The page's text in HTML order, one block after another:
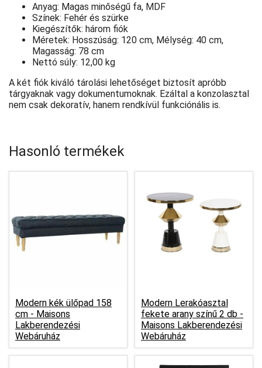
Anyag: Magas minőségű fa, MDF
Színek: Fehér és szürke
Kiegészítők: három fiók
Méretek: Hosszúság: 120 cm, Mélység: 40 cm,
Magasság: 78 cm
Nettó súly: 12,00 kg
A két fiók kiváló tárolási lehetőséget biztosít apróbb
tárgyaknak vagy dokumentumoknak. Ezáltal a konzolasztal
nem csak dekoratív, hanem rendkívül funkciónális is.
Hasonló termékek
Modern kék ülőpad 158
cm - Maisons
Lakberendezési
Webáruház
Modern Lerakóasztal
fekete arany színű 2 db -
Maisons Lakberendezési
Webáruház